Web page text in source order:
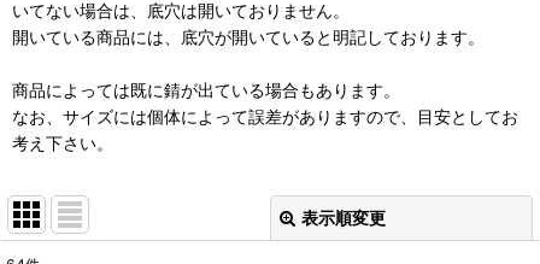
いてない場合は、底穴は開いておりません。
開いている商品には、底穴が開いていると明記しております。
商品によっては既に錆が出ている場合もあります。
なお、サイズには個体によって誤差がありますので、目安としてお
考え下さい。
表示順変更